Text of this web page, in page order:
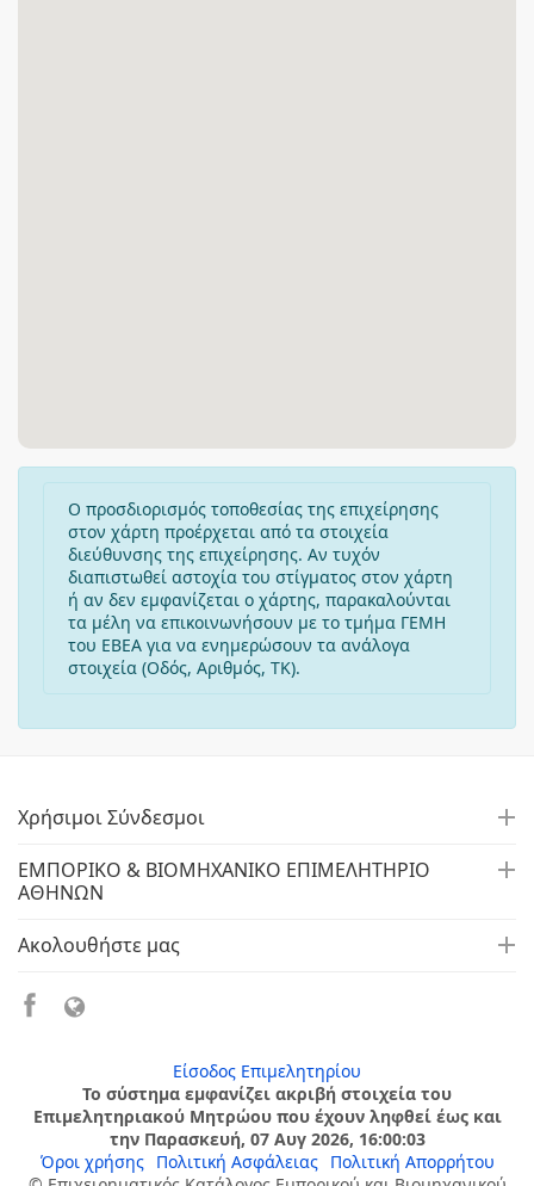
Ο προσδιορισμός τοποθεσίας της επιχείρησης
στον χάρτη προέρχεται από τα στοιχεία
διεύθυνσης της επιχείρησης. Αν τυχόν
διαπιστωθεί αστοχία του στίγματος στον χάρτη
ή αν δεν εμφανίζεται ο χάρτης, παρακαλούνται
τα μέλη να επικοινωνήσουν με το τμήμα ΓΕΜΗ
του ΕΒΕΑ για να ενημερώσουν τα ανάλογα
στοιχεία (Οδός, Αριθμός, ΤΚ).
Χρήσιμοι Σύνδεσμοι
ΕΜΠΟΡΙΚΟ & ΒΙΟΜΗΧΑΝΙΚΟ ΕΠΙΜΕΛΗΤΗΡΙΟ
ΑΘΗΝΩΝ
Ακολουθήστε μας
Είσοδος Επιμελητηρίου
Το σύστημα εμφανίζει ακριβή στοιχεία του
Επιμελητηριακού Μητρώου που έχουν ληφθεί έως και
την Παρασκευή, 07 Αυγ 2026, 16:00:03
Όροι χρήσης
Πολιτική Ασφάλειας
Πολιτική Απορρήτου